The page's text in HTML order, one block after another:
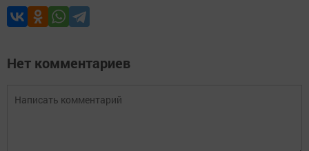
Нет комментариев